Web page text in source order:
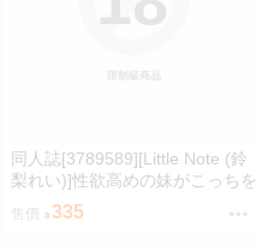
限制級商品
同人誌[3789589][Little Note (鈴
梨れい)]性欲高めの妹がこっちを
見ている (原創)
售價 335